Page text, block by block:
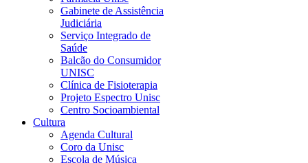
Gabinete de Assistência
Judiciária
Serviço Integrado de
Saúde
Balcão do Consumidor
UNISC
Clínica de Fisioterapia
Projeto Espectro Unisc
Centro Socioambiental
Cultura
Agenda Cultural
Coro da Unisc
Escola de Música